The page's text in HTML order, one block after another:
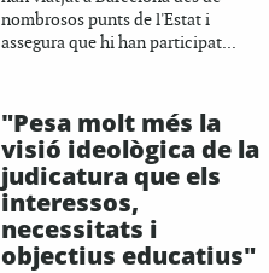
nombrosos punts de l'Estat i
assegura que hi han participat...
"Pesa molt més la
visió ideològica de la
judicatura que els
interessos,
necessitats i
objectius educatius"